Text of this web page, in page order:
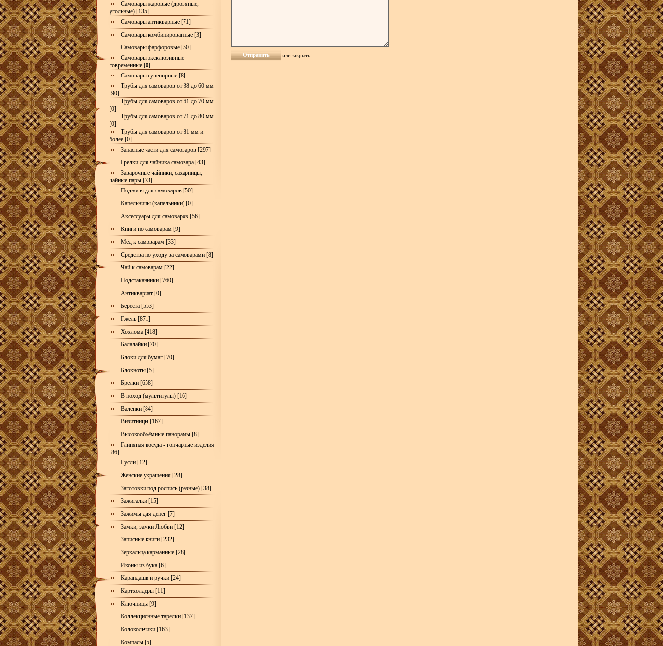
Самовары жаровые (дровяные,
угольные) [135]
Самовары антикварные [71]
Самовары комбинированные [3]
Самовары фарфоровые [50]
Самовары эксклюзивные
современные [0]
Самовары сувенирные [8]
Трубы для самоваров от 38 до 60 мм
[90]
Трубы для самоваров от 61 до 70 мм
[0]
Трубы для самоваров от 71 до 80 мм
[0]
Трубы для самоваров от 81 мм и
более [0]
Запасные части для самоваров [297]
Грелки для чайника самовара [43]
Заварочные чайники, сахарницы,
чайные пары [73]
Подносы для самоваров [50]
Капельницы (капельники) [0]
Аксессуары для самоваров [56]
Книги по самоварам [9]
Мёд к самоварам [33]
Средства по уходу за самоварами [8]
Чай к самоварам [22]
Подстаканники [760]
Антиквариат [0]
Береста [553]
Гжель [871]
Хохлома [418]
Балалайки [70]
Блоки для бумаг [70]
Блокноты [5]
Брелки [658]
В поход (мультитулы) [16]
Валенки [84]
Визитницы [167]
Высокообъёмные панорамы [8]
Глиняная посуда - гончарные изделия
[86]
Гусли [12]
Женские украшения [28]
Заготовки под роспись (разные) [38]
Зажигалки [15]
Зажимы для денег [7]
Замки, замки Любви [12]
Записные книги [232]
Зеркальца карманные [28]
Иконы из бука [6]
Карандаши и ручки [24]
Картхолдеры [11]
Ключницы [9]
Коллекционные тарелки [137]
Колокольчики [163]
Компасы [5]
или закрыть